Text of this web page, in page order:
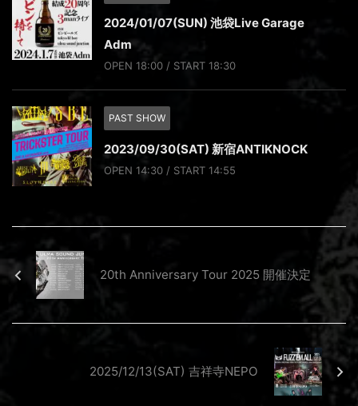
2024/01/07(SUN) 池袋Live Garage
Adm
OPEN 18:00 / START 18:30
PAST SHOW
2023/09/30(SAT) 新宿ANTIKNOCK
OPEN 14:30 / START 14:55
20th Anniversary Tour 2025 開催決定
2025/12/13(SAT) 吉祥寺NEPO